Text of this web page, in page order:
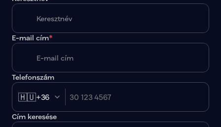
E-mail cím*
Telefonszám
🇭🇺+36
Cím keresése